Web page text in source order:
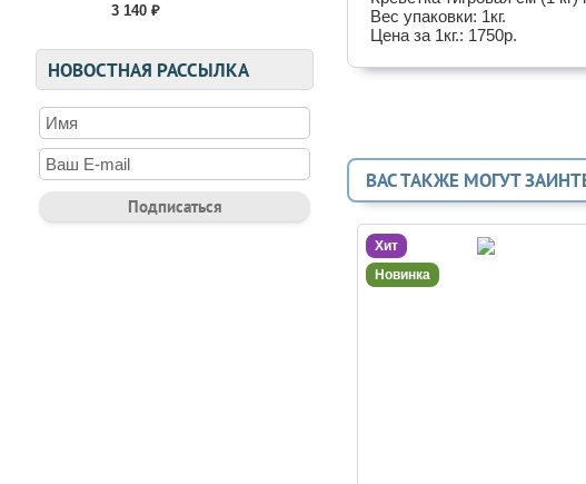
3 140 ₽
НОВОСТНАЯ РАССЫЛКА
Вес упаковки: 1кг.
Цена за 1кг.: 1750р.
ВАС ТАКЖЕ МОГУТ
Хит
Новинка